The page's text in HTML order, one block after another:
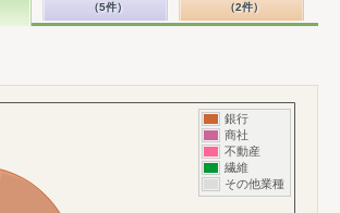
（5件） （2件）